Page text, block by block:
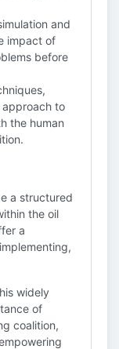
and
impact of
before
approach to
the human
a structured
the oil
a
widely
of
coalition,